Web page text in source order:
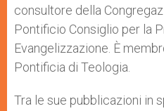
consultore della
Pontificio Consiglio per la
Evan­ge­liz­za­zio­ne. È
Pontificia di Teologia.
Tra le sue pubblicazioni in